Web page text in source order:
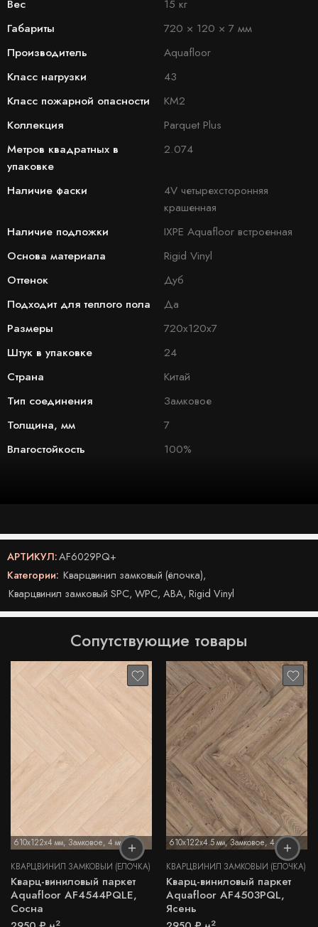
Вес
15 кг
Габариты
720 × 120 × 7 мм
Производитель
Aquafloor
Класс нагрузки
43
Класс пожарной опасности
КМ2
Коллекция
Parquet Plus
Метров квадратных в
упаковке
2.074
Наличие фаски
4V четырехсторонняя
крашенная
Наличие подложки
IXPE Aquafloor встроенная
Основа материала
Rigid Vinyl
Оттенок
Дуб
Подходит для теплого пола
Да
Размеры
720x120x7
Штук в упаковке
24
Страна
Китай
Тип соединения
Замковое
Толщина, мм
7
Влагостойкость
100%
АРТИКУЛ:AF6029PQ+
Категории: Кварцвинил замковый (ёлочка),
Кварцвинил замковый SPC, WPC, ABA, Rigid Vinyl
Сопутствующие товары
610x122x4 мм, Замковое, 4 мм
КВАРЦВИНИЛ ЗАМКОВЫЙ (ЁЛОЧКА)
Кварц-виниловый паркет
Aquafloor AF4544PQLE,
Сосна
2
610x122x4.5 мм,Замковое, 4,5 мм
КВАРЦВИНИЛ ЗАМКОВЫЙ (ЁЛОЧКА)
Кварц-виниловый паркет
Aquafloor AF4503PQL,
Ясень
2